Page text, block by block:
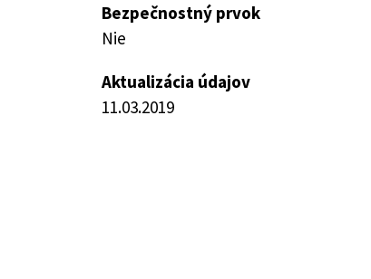
Bezpečnostný prvok
Nie
Aktualizácia údajov
11.03.2019